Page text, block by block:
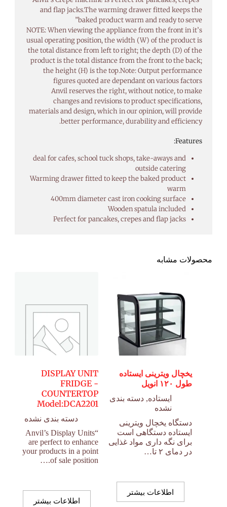
and flap jacks.The warming drawer fitted keeps the
baked product warm and ready to serve”
NOTE: When viewing the appliance from the front in it’s
usual operating position, the width (W) of the product is
the total distance from left to right; the depth (D) of the
product is the total distance from the front to the back;
the height (H) is the top.Note: Output performance
figures quoted are dependant on various factors
Anvil reserves the right, without notice, to make
changes and revisions to product specifications,
materials and design, which in our opinion, will provide
better performance, durability and efficiency.
Features:
deal for cafes, school tuck shops, take-aways and
outside catering
Warming drawer fitted to keep the baked product
warm
400mm diameter cast iron cooking surface
Wooden spatula included
Perfect for pancakes, crepes and flap jacks
محصولات مشابه
یخچال ویترینی ایستاده
طول ۱۲۰ انویل
ایستاده, دسته بندی
نشده
دستگاه یخچال ویترینی
ایستاده دستگاهی است
برای نگه داری مواد غذایی
در دمای ۲ تا…
اطلاعات بیشتر
DISPLAY UNIT
FRIDGE -
COUNTERTOP
Model:DCA2201
دسته بندی نشده
“Anvil’s Display Units
are perfect to enhance
your products in a point
of sale position.…
اطلاعات بیشتر